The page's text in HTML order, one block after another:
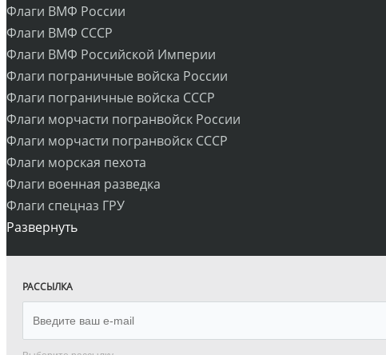
Флаги ВМФ России
Флаги ВМФ СССР
Флаги ВМФ Российской Империи
Флаги пограничные войска России
Флаги пограничные войска СССР
Флаги морчасти погранвойск России
Флаги морчасти погранвойск СССР
Флаги морская пехота
Флаги военная разведка
Флаги спецназ ГРУ
Развернуть
РАССЫЛКА